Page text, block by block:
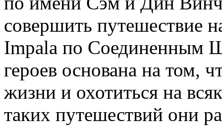
совершить путешествие
Impala по Соединенным
героев основана на том,
жизни и охотиться на
таких путешествий они